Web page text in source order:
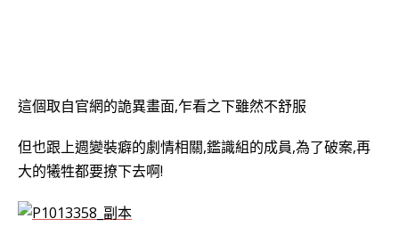
這個取自官網的詭異畫面,乍看之下雖然不舒服
但也跟上週變裝癖的劇情相關,鑑識組的成員,為了破案,再
大的犧牲都要撩下去啊!